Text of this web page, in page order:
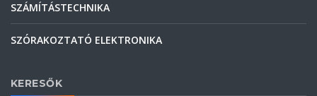
SZÁMÍTÁSTECHNIKA
SZÓRAKOZTATÓ ELEKTRONIKA
KERESŐK